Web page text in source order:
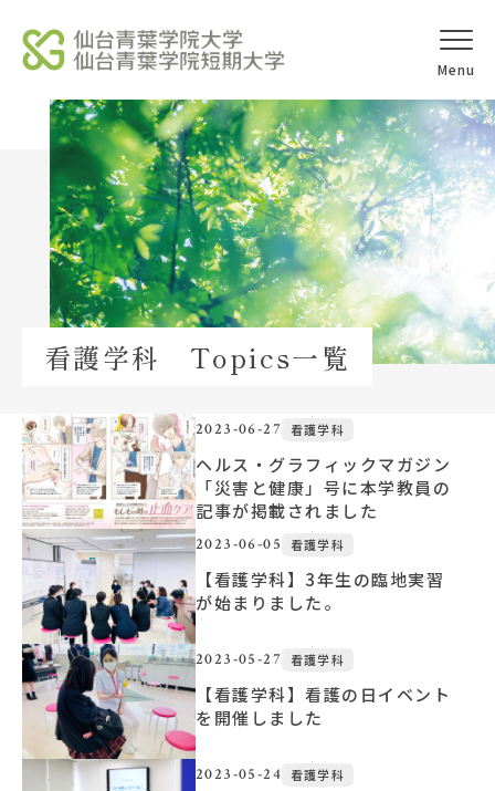
オープンキャ
ンパス
アクセス
学校法人北杜学園
Topics
イベント一覧
教員紹介
教職員募集
大学概要
北杜学園設置校
看護学科 Topics一覧
2023-06-27 看護学科
ヘルス・グラフィックマガジン
「災害と健康」号に本学教員の
記事が掲載されました
2023-06-05 看護学科
【看護学科】3年生の臨地実習
が始まりました。
2023-05-27 看護学科
【看護学科】看護の日イベント
を開催しました
2023-05-24 看護学科